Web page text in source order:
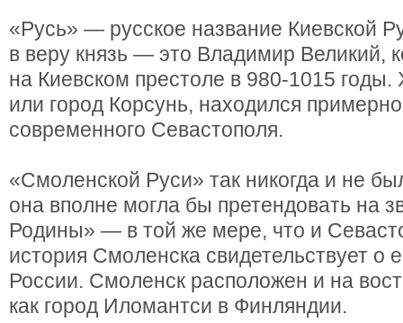
«Русь» — русское название Киевской
в веру князь — это Владимир Великий,
на Киевском престоле в 980-1015 годы.
или город Корсунь, находился
современного Севастополя.
«Смоленской Руси» так никогда и не
она вполне могла бы претендовать на
Родины» — в той же мере, что и
история Смоленска свидетельствует о
России. Смоленск расположен и на
как город Иломантси в Финляндии.